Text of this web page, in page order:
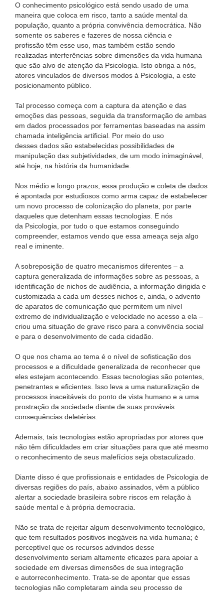
O conhecimento psicológico está sendo usado de uma
maneira que coloca em risco, tanto a saúde mental da
população, quanto a própria convivência democrática. Não
somente os saberes e fazeres de nossa ciência e
profissão têm esse uso, mas também estão sendo
realizadas interferências sobre dimensões da vida humana
que são alvo de atenção da Psicologia. Isto obriga a nós,
atores vinculados de diversos modos à Psicologia, a este
posicionamento público.
Tal processo começa com a captura da atenção e das
emoções das pessoas, seguida da transformação de ambas
em dados processados por ferramentas baseadas na assim
chamada inteligência artificial. Por meio do uso
desses dados são estabelecidas possibilidades de
manipulação das subjetividades, de um modo inimaginável,
até hoje, na história da humanidade.
Nos médio e longo prazos, essa produção e coleta de dados
é apontada por estudiosos como arma capaz de estabelecer
um novo processo de colonização do planeta, por parte
daqueles que detenham essas tecnologias. E nós
da Psicologia, por tudo o que estamos conseguindo
compreender, estamos vendo que essa ameaça seja algo
real e iminente.
A sobreposição de quatro mecanismos diferentes – a
captura generalizada de informações sobre as pessoas, a
identificação de nichos de audiência, a informação dirigida e
customizada a cada um desses nichos e, ainda, o advento
de aparatos de comunicação que permitem um nível
extremo de individualização e velocidade no acesso a ela –
criou uma situação de grave risco para a convivência social
e para o desenvolvimento de cada cidadão.
O que nos chama ao tema é o nível de sofisticação dos
processos e a dificuldade generalizada de reconhecer que
eles estejam acontecendo. Essas tecnologias são potentes,
penetrantes e eficientes. Isso leva a uma naturalização de
processos inaceitáveis do ponto de vista humano e a uma
prostração da sociedade diante de suas prováveis
consequências deletérias.
Ademais, tais tecnologias estão apropriadas por atores que
não têm dificuldades em criar situações para que até mesmo
o reconhecimento de seus malefícios seja obstaculizado.
Diante disso é que profissionais e entidades de Psicologia de
diversas regiões do país, abaixo assinados, vêm a público
alertar a sociedade brasileira sobre riscos em relação à
saúde mental e à própria democracia.
Não se trata de rejeitar algum desenvolvimento tecnológico,
que tem resultados positivos inegáveis na vida humana; é
perceptível que os recursos advindos desse
desenvolvimento seriam altamente eficazes para apoiar a
sociedade em diversas dimensões de sua integração
e autorreconhecimento. Trata-se de apontar que essas
tecnologias não completaram ainda seu processo de